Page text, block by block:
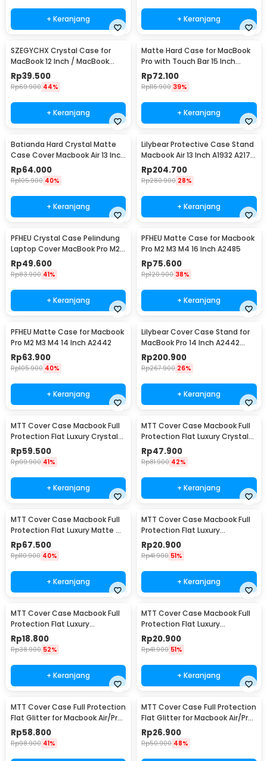
+ Keranjang + Keranjang
SZEGYCHX Crystal Case for
MacBook 12 Inch / MacBook
2015 A1534 A1931
Rp39.500
Rp69.900 44%
+ Keranjang
Matte Hard Case for MacBook
Pro with Touch Bar 15 Inch
(A1707)
Rp72.100
Rp116.900 39%
+ Keranjang
Batianda Hard Crystal Matte
Case Cover Macbook Air 13 Inch
A1932 A2179
Rp64.000
Rp105.900 40%
+ Keranjang
Lilybear Protective Case Stand
Macbook Air 13 Inch A1932 A2179
A2337 - LBB015
Rp204.700
Rp280.900 28%
+ Keranjang
PFHEU Crystal Case Pelindung
Laptop Cover MacBook Pro M2
M3 M4 14 Inch A2442
Rp49.600
Rp83.900 41%
+ Keranjang
PFHEU Matte Case for Macbook
Pro M2 M3 M4 16 Inch A2485
Rp75.600
Rp120.900 38%
+ Keranjang
PFHEU Matte Case for Macbook
Pro M2 M3 M4 14 Inch A2442
Rp63.900
Rp105.900 40%
+ Keranjang
Lilybear Cover Case Stand for
MacBook Pro 14 Inch A2442
A2779 A2918
Rp200.900
Rp267.900 26%
+ Keranjang
MTT Cover Case Macbook Full
Protection Flat Luxury Crystal
M2 M3 M4 Macbook Air 15 - M-01
Rp59.500
Rp99.900 41%
+ Keranjang
MTT Cover Case Macbook Full
Protection Flat Luxury Crystal
M2 M3 M4 Macbook Air 13 M2 -
M-01
Rp47.900
Rp81.900 42%
+ Keranjang
MTT Cover Case Macbook Full
Protection Flat Luxury Matte M2
M3 M4 Macbook Air 13 M2 - M-
02
Rp67.500
Rp110.900 40%
+ Keranjang
MTT Cover Case Macbook Full
Protection Flat Luxury
Crocodile Texture Macbook Air
13 - M-3
Rp20.900
Rp41.900 51%
+ Keranjang
MTT Cover Case Macbook Full
Protection Flat Luxury
Crocodile Texture Macbook Pro
13.3 - M-3
Rp18.800
Rp38.900 52%
+ Keranjang
MTT Cover Case Macbook Full
Protection Flat Luxury
Crocodile Texture Macbook Air
13.6 M2 - M-3
Rp20.900
Rp41.900 51%
+ Keranjang
MTT Cover Case Full Protection
Flat Glitter for Macbook Air/Pro
13Inch A1932/2179/A2337 - M-
30
Rp58.800
Rp98.900 41%
MTT Cover Case Full Protection
Flat Glitter for Macbook Air/Pro
13Inch A1706/1708/1989/2289 -
M-30
Rp26.900
Rp50.900 48%